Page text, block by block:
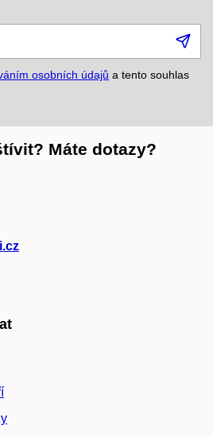
osobních údajů a tento souhlas
Máte dotazy?